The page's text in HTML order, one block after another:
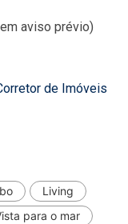
aviso prévio)
de Imóveis
Living
para o mar